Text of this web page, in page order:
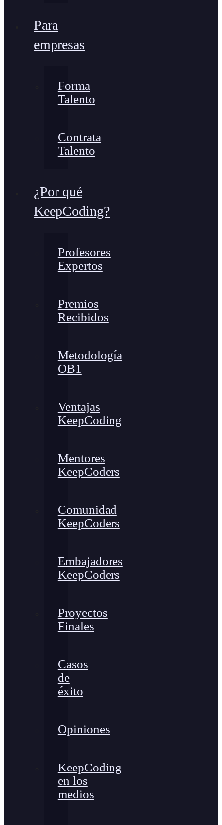
Para
empresas
Forma
Talento
Contrata
Talento
¿Por qué
KeepCoding?
Profesores
Expertos
Premios
Recibidos
Metodología
OB1
Ventajas
KeepCoding
Mentores
KeepCoders
Comunidad
KeepCoders
Embajadores
KeepCoders
Proyectos
Finales
Casos
de
éxito
Opiniones
KeepCoding
en los
medios